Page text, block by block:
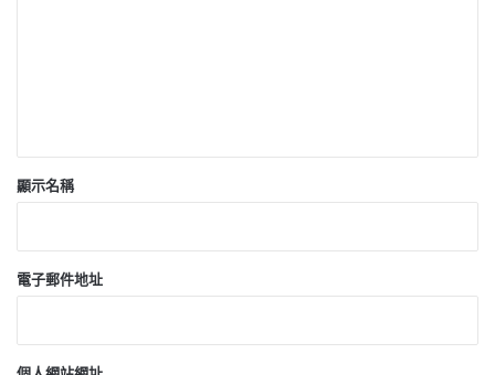
顯示名稱
電子郵件地址